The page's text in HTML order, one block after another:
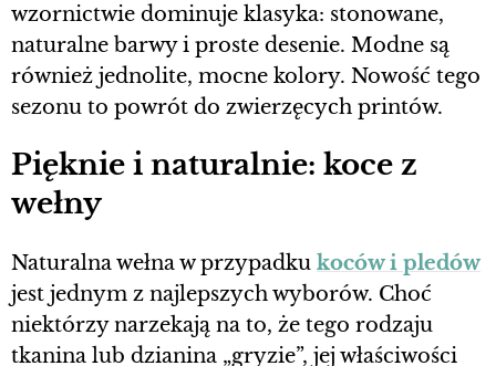
wzornictwie dominuje klasyka: stonowane,
naturalne barwy i proste desenie. Modne są
również jednolite, mocne kolory. Nowość tego
sezonu to powrót do zwierzęcych printów.
Pięknie i naturalnie: koce z
wełny
Naturalna wełna w przypadku koców i pledów
jest jednym z najlepszych wyborów. Choć
niektórzy narzekają na to, że tego rodzaju
tkanina lub dzianina „gryzie”, jej właściwości